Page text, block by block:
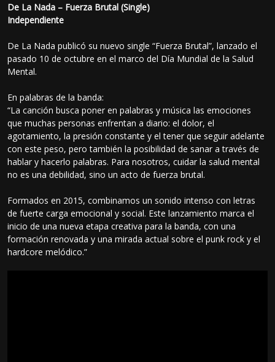
De La Nada – Fuerza Brutal (Single)
Independiente
De La Nada publicó su nuevo single “Fuerza Brutal”, lanzado el
pasado 10 de octubre en el marco del Día Mundial de la Salud
Mental.
En palabras de la banda:
“La canción busca poner en palabras y música las emociones
que muchas personas enfrentan a diario: el dolor, el
agotamiento, la presión constante y el tener que seguir adelante
con este peso, pero también la posibilidad de sanar a través de
hablar y hacerlo palabras. Para nosotros, cuidar la salud mental
no es una debilidad, sino un acto de fuerza brutal.
Formados en 2015, combinamos un sonido intenso con letras
de fuerte carga emocional y social. Este lanzamiento marca el
inicio de una nueva etapa creativa para la banda, con una
formación renovada y una mirada actual sobre el punk rock y el
hardcore melódico.”